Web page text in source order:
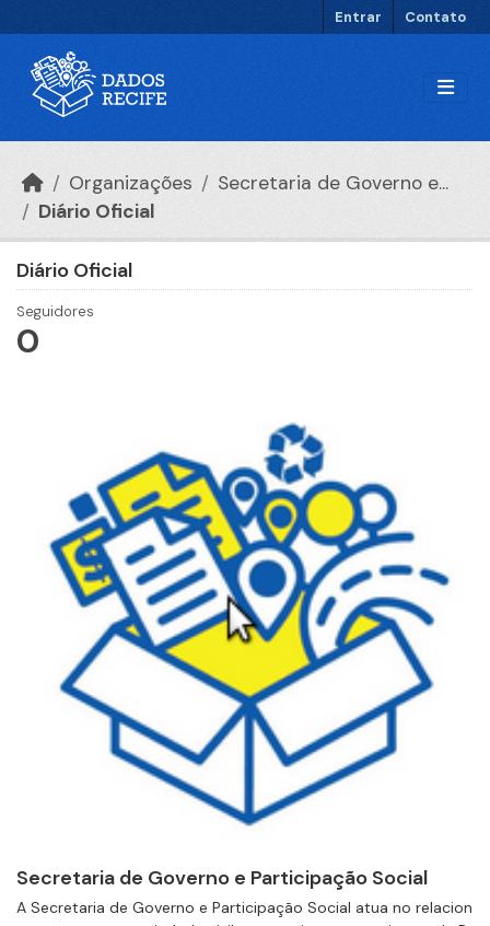
Entrar Contato
Organizações
Secretaria de Governo e...
Diário Oficial
Diário Oficial
Seguidores
0
Secretaria de Governo e Participação Social
A Secretaria de Governo e Participação Social atua no relacion